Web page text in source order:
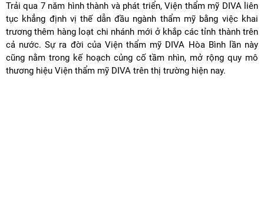
Trải qua 7 năm hình thành và phát triển, Viện thẩm mỹ DIVA liên
tục khẳng định vị thế dẫn đầu ngành thẩm mỹ bằng việc khai
trương thêm hàng loạt chi nhánh mới ở khắp các tỉnh thành trên
cả nước. Sự ra đời của Viện thẩm mỹ DIVA Hòa Bình lần này
cũng nằm trong kế hoạch củng cố tầm nhìn, mở rộng quy mô
thương hiệu Viện thẩm mỹ DIVA trên thị trường hiện nay.